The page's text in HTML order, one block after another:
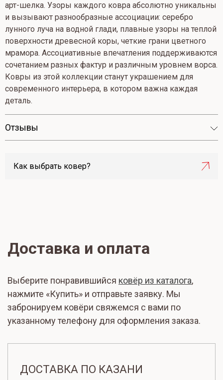
арт-шелка. Узоры каждого ковра абсолютно уникальны
и вызывают разнообразные ассоциации: серебро
лунного луча на водной глади, плавные узоры на теплой
поверхности древесной коры, четкие грани цветного
мрамора. Ассоциативные впечатления поддерживаются
сочетанием разных фактур и различным уровнем ворса.
Ковры из этой коллекции станут украшением для
современного интерьера, в котором важна каждая
деталь.
Отзывы
Как выбрать ковер?
Доставка и оплата
Выберите понравившийся ковёр из каталога,
нажмите «Купить» и отправьте заявку. Мы
забронируем ковёри свяжемся с вами по
указанному телефону для оформления заказа.
ДОСТАВКА ПО КАЗАНИ